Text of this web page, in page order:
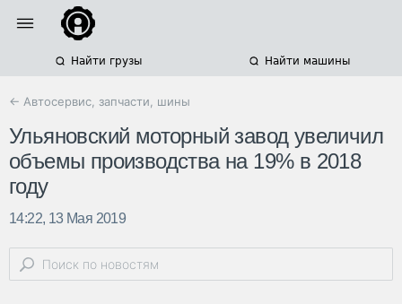
Найти грузы Найти машины
← Автосервис, запчасти, шины
Ульяновский моторный завод увеличил
объемы производства на 19% в 2018
году
14:22, 13 Мая 2019